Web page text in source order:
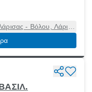
- Βόλου, Λάρισα
41336